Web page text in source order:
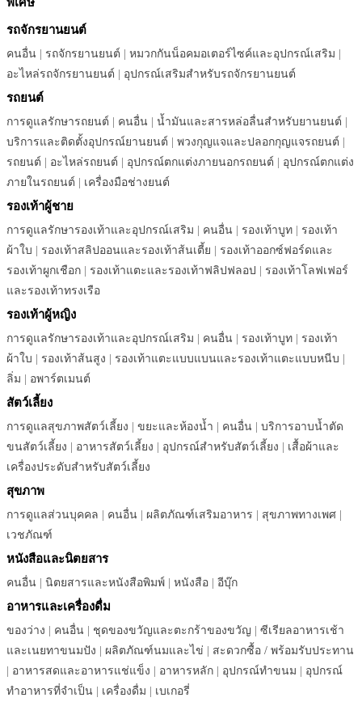
รถจักรยานยนต์
คนอื่น | รถจักรยานยนต์ | หมวกกันน็อคมอเตอร์ไซค์และอุปกรณ์เสริม |
อะไหล่รถจักรยานยนต์ | อุปกรณ์เสริมสำหรับรถจักรยานยนต์
รถยนต์
การดูแลรักษารถยนต์ | คนอื่น | น้ำมันและสารหล่อลื่นสำหรับยานยนต์ |
บริการและติดตั้งอุปกรณ์ยานยนต์ | พวงกุญแจและปลอกกุญแจรถยนต์ |
รถยนต์ | อะไหล่รถยนต์ | อุปกรณ์ตกแต่งภายนอกรถยนต์ | อุปกรณ์ตกแต่ง
ภายในรถยนต์ | เครื่องมือช่างยนต์
รองเท้าผู้ชาย
การดูแลรักษารองเท้าและอุปกรณ์เสริม | คนอื่น | รองเท้าบูท | รองเท้า
ผ้าใบ | รองเท้าสลิปออนและรองเท้าส้นเตี้ย | รองเท้าออกซ์ฟอร์ดและ
รองเท้าผูกเชือก | รองเท้าแตะและรองเท้าฟลิปฟลอป | รองเท้าโลฟเฟอร์
และรองเท้าทรงเรือ
รองเท้าผู้หญิง
การดูแลรักษารองเท้าและอุปกรณ์เสริม | คนอื่น | รองเท้าบูท | รองเท้า
ผ้าใบ | รองเท้าส้นสูง | รองเท้าแตะแบบแบนและรองเท้าแตะแบบหนีบ |
ลิ่ม | อพาร์ตเมนต์
สัตว์เลี้ยง
การดูแลสุขภาพสัตว์เลี้ยง | ขยะและห้องน้ำ | คนอื่น | บริการอาบน้ำตัด
ขนสัตว์เลี้ยง | อาหารสัตว์เลี้ยง | อุปกรณ์สำหรับสัตว์เลี้ยง | เสื้อผ้าและ
เครื่องประดับสำหรับสัตว์เลี้ยง
สุขภาพ
การดูแลส่วนบุคคล | คนอื่น | ผลิตภัณฑ์เสริมอาหาร | สุขภาพทางเพศ |
เวชภัณฑ์
หนังสือและนิตยสาร
คนอื่น | นิตยสารและหนังสือพิมพ์ | หนังสือ | อีบุ๊ก
อาหารและเครื่องดื่ม
ของว่าง | คนอื่น | ชุดของขวัญและตะกร้าของขวัญ | ซีเรียลอาหารเช้า
และเนยทาขนมปัง | ผลิตภัณฑ์นมและไข่ | สะดวกซื้อ / พร้อมรับประทาน
| อาหารสดและอาหารแช่แข็ง | อาหารหลัก | อุปกรณ์ทำขนม | อุปกรณ์
ทำอาหารที่จำเป็น | เครื่องดื่ม | เบเกอรี่